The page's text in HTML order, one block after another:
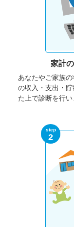
家計
あなたやご家族の
の収入・支出・
た上で診断を行い
step
2